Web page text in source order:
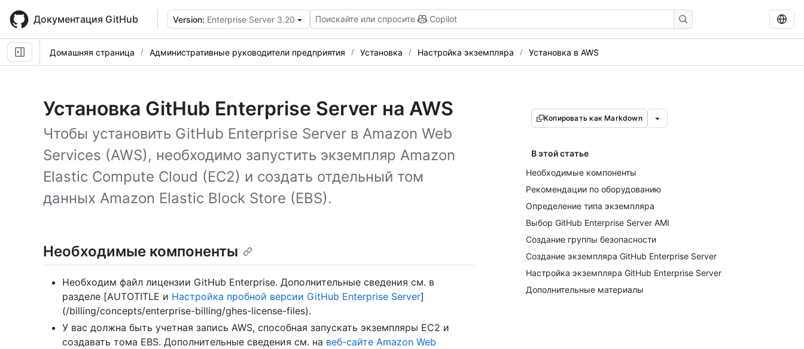
main
content
Документация GitHub Version: Enterprise Server 3.20 Поискайте или спросите Copilot
Домашняя страница Административные руководители предприятия Установка Настройка экземпляра Установка в AWS
Установка GitHub Enterprise Server на AWS
Чтобы установить GitHub Enterprise Server в Amazon Web
Services (AWS), необходимо запустить экземпляр Amazon
Elastic Compute Cloud (EC2) и создать отдельный том
данных Amazon Elastic Block Store (EBS).
Копировать как Markdown
В этой статье
Необходимые компоненты
Рекомендации по оборудованию
Определение типа экземпляра
Выбор GitHub Enterprise Server AMI
Создание группы безопасности
Создание экземпляра GitHub Enterprise Server
Настройка экземпляра GitHub Enterprise Server
Дополнительные материалы
Необходимые компоненты
Необходим файл лицензии GitHub Enterprise. Дополнительные сведения см. в
разделе [AUTOTITLE и Настройка пробной версии GitHub Enterprise Server]
(/billing/concepts/enterprise-billing/ghes-license-files).
У вас должна быть учетная запись AWS, способная запускать экземпляры EC2 и
создавать тома EBS. Дополнительные сведения см. на веб-сайте Amazon Web